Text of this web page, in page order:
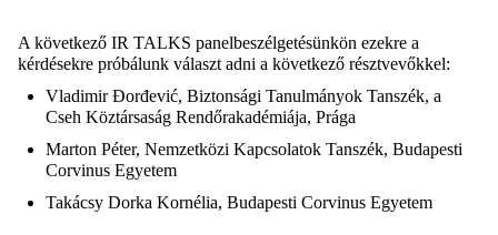
A következő IR TALKS panelbeszélgetésünkön ezekre a
kérdésekre próbálunk választ adni a következő résztvevőkkel:
Vladimir Đorđević, Biztonsági Tanulmányok Tanszék, a
Cseh Köztársaság Rendőrakadémiája, Prága
Marton Péter, Nemzetközi Kapcsolatok Tanszék, Budapesti
Corvinus Egyetem
Takácsy Dorka Kornélia, Budapesti Corvinus Egyetem